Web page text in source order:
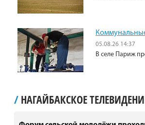
05.08.26 14:37
В селе Париж
/ НАГАЙБАКСКОЕ